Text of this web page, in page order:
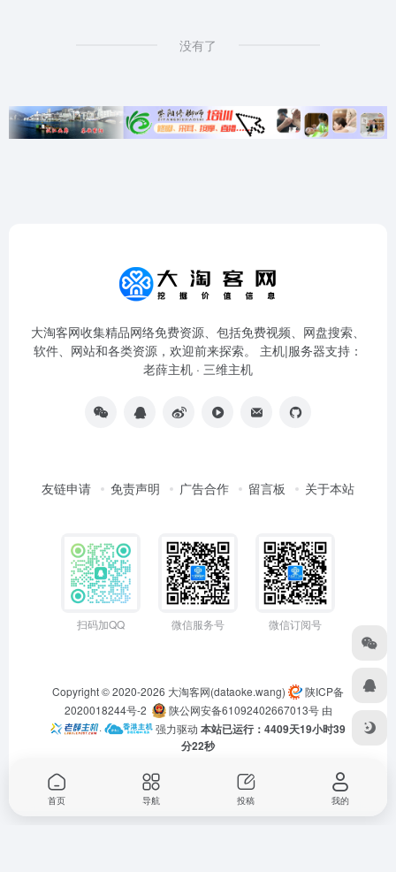
没有了
大淘客网收集精品网络免费资源、包括免费视频、网盘搜索、
软件、网站和各类资源，欢迎前来探索。 主机|服务器支持：
老薛主机 · 三维主机
友链申请 免责声明 广告合作 留言板 关于本站
扫码加QQ 微信服务号 微信订阅号
Copyright © 2020-2026 大淘客网(dataoke.wang)
陕ICP备
2020018244号-2
陕公网安备61092402667013号由
·
强力驱动 本站已运行：4409天19小时39
分23秒
首页 导航 投稿 我的